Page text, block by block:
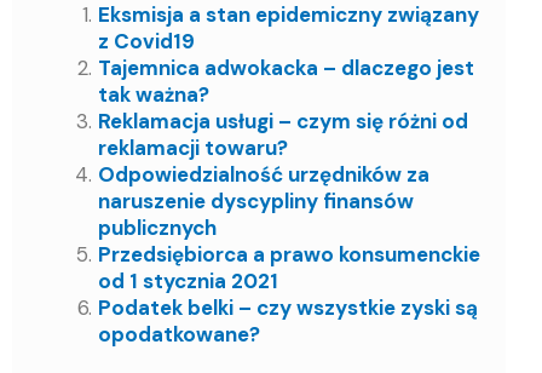
Eksmisja a stan epidemiczny związany
z Covid19
Tajemnica adwokacka – dlaczego jest
tak ważna?
Reklamacja usługi – czym się różni od
reklamacji towaru?
Odpowiedzialność urzędników za
naruszenie dyscypliny finansów
publicznych
Przedsiębiorca a prawo konsumenckie
od 1 stycznia 2021
Podatek belki – czy wszystkie zyski są
opodatkowane?